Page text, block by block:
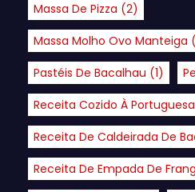
Massa De Pizza (2)
Massa Molho Ovo Manteiga
Pastéis De Bacalhau (1)
Receita Cozido À Portuguesa
Receita De Caldeirada De
Receita De Empada De